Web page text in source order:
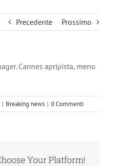
Precedente Prossimo
Cannes apripista, meno
| Breaking news | 0 Commenti
Your Platform!